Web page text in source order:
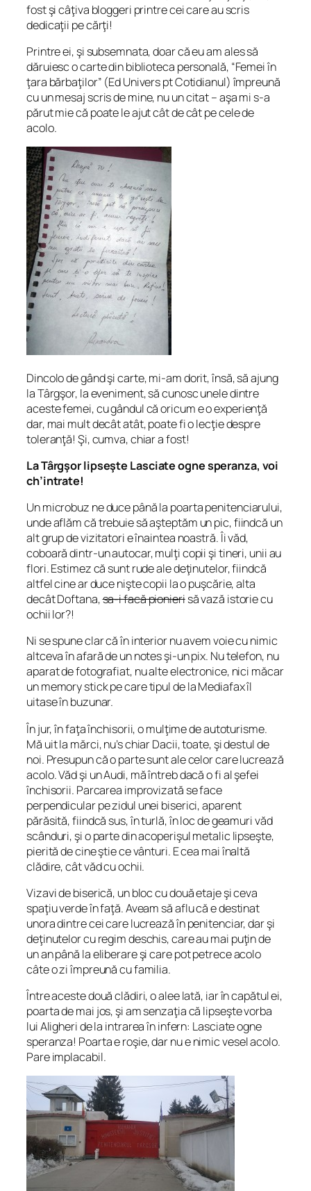
fost şi câţiva bloggeri printre cei care au scris
dedicaţii pe cărţi!
Printre ei, şi subsemnata, doar că eu am ales să
dăruiesc o carte din biblioteca personală, “Femei în
ţara bărbaţilor” (Ed Univers pt Cotidianul) împreună
cu un mesaj scris de mine, nu un citat – aşa mi s-a
părut mie că poate le ajut cât de cât pe cele de
acolo.
Dincolo de gând şi carte, mi-am dorit, însă, să ajung
la Târgşor, la eveniment, să cunosc unele dintre
aceste femei, cu gândul că oricum e o experienţă
dar, mai mult decât atât, poate fi o lecţie despre
toleranţă! Şi, cumva, chiar a fost!
La Târgşor lipseşte Lasciate ogne speranza, voi
ch’intrate!
Un microbuz ne duce până la poarta penitenciarului,
unde aflăm că trebuie să aşteptăm un pic, fiindcă un
alt grup de vizitatori e înaintea noastră. Îi văd,
coboară dintr-un autocar, mulţi copii şi tineri, unii au
flori. Estimez că sunt rude ale deţinutelor, fiindcă
altfel cine ar duce nişte copii la o puşcărie, alta
decât Doftana,sa-i facă pionierisă vază istorie cu
ochii lor?!
Ni se spune clar că în interior nu avem voie cu nimic
altceva în afară de un notes şi-un pix. Nu telefon, nu
aparat de fotografiat, nu alte electronice, nici măcar
un memory stick pe care tipul de la Mediafax îl
uitase în buzunar.
În jur, în faţa închisorii, o mulţime de autoturisme.
Mă uit la mărci, nu’s chiar Dacii, toate, şi destul de
noi. Presupun că o parte sunt ale celor care lucrează
acolo. Văd şi un Audi, mă întreb dacă o fi al şefei
închisorii. Parcarea improvizată se face
perpendicular pe zidul unei biserici, aparent
părăsită, fiindcă sus, în turlă, în loc de geamuri văd
scânduri, şi o parte din acoperişul metalic lipseşte,
pierită de cine ştie ce vânturi. E cea mai înaltă
clădire, cât văd cu ochii.
Vizavi de biserică, un bloc cu două etaje şi ceva
spaţiu verde în faţă. Aveam să aflu că e destinat
unora dintre cei care lucrează în penitenciar, dar şi
deţinutelor cu regim deschis, care au mai puţin de
un an până la eliberare şi care pot petrece acolo
câte o zi împreună cu familia.
Între aceste două clădiri, o alee lată, iar în capătul ei,
poarta de mai jos, şi am senzaţia că lipseşte vorba
lui Aligheri de la intrarea în infern: Lasciate ogne
speranza! Poarta e roşie, dar nu e nimic vesel acolo.
Pare implacabil.